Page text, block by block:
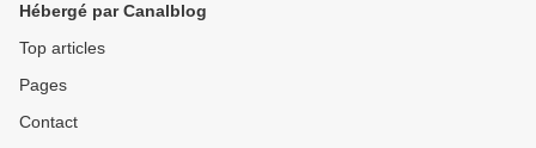
Hébergé par Canalblog
Top articles
Pages
Contact